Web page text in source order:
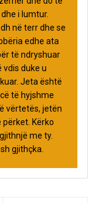
i lumtur.
në terr dhe se
edhe ata
të ndryshuar
vdis duke u
Jeta është
të hyjshme
vërtetës, jetën
Kërko
me ty.
gjithçka.